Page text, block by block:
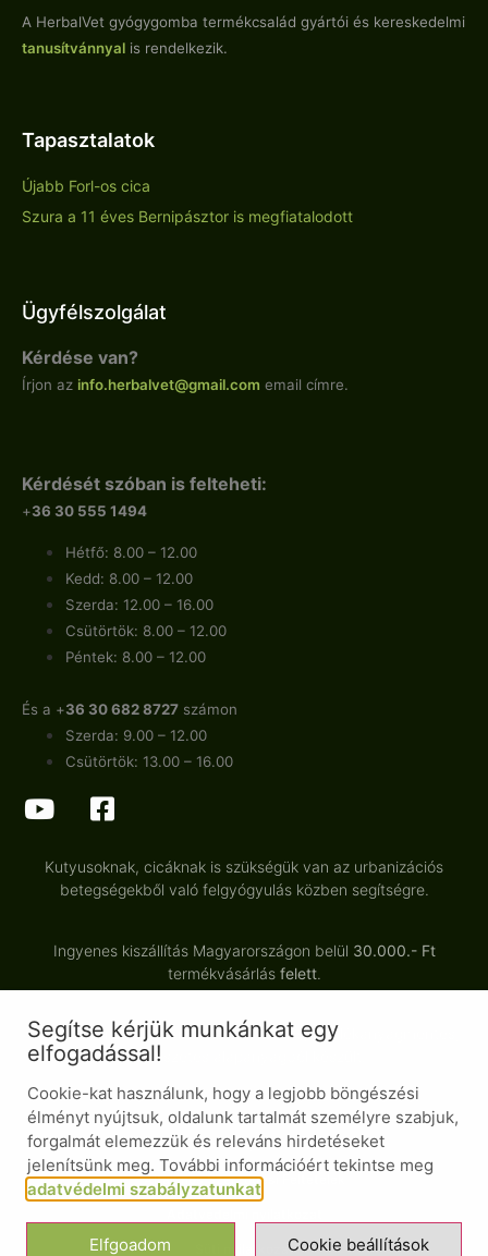
A HerbalVet gyógygomba termékcsalád gyártói és kereskedelmi
tanusítvánnyal is rendelkezik.
Tapasztalatok
Újabb Forl-os cica
Szura a 11 éves Bernipásztor is megfiatalodott
Ügyfélszolgálat
Kérdése van?
Írjon az info.herbalvet@gmail.com email címre.
Kérdését szóban is felteheti:
+36 30 555 1494
Hétfő: 8.00 – 12.00
Kedd: 8.00 – 12.00
Szerda: 12.00 – 16.00
Csütörtök: 8.00 – 12.00
Péntek: 8.00 – 12.00
És a +36 30 682 8727 számon
Szerda: 9.00 – 12.00
Csütörtök: 13.00 – 16.00
Kutyusoknak, cicáknak is szükségük van az urbanizációs
betegségekből való felgyógyulás közben segítségre.
Ingyenes kiszállítás Magyarországon belül 30.000.- Ft
termékvásárlás felett.
Minden termékünk tartósítószermentes, adalékanyagmentes,
természetes alapanyagból készült.
© Minden jog fenntartva
Általános Szerződési Feltételek
Süti nyilatkozat
Segítse kérjük munkánkat egy
elfogadással!
Cookie-kat használunk, hogy a legjobb böngészési
élményt nyújtsuk, oldalunk tartalmát személyre szabjuk,
forgalmát elemezzük és releváns hirdetéseket
jelenítsünk meg. További információért tekintse meg
adatvédelmi szabályzatunkat
Elfgoadom Cookie beállítások